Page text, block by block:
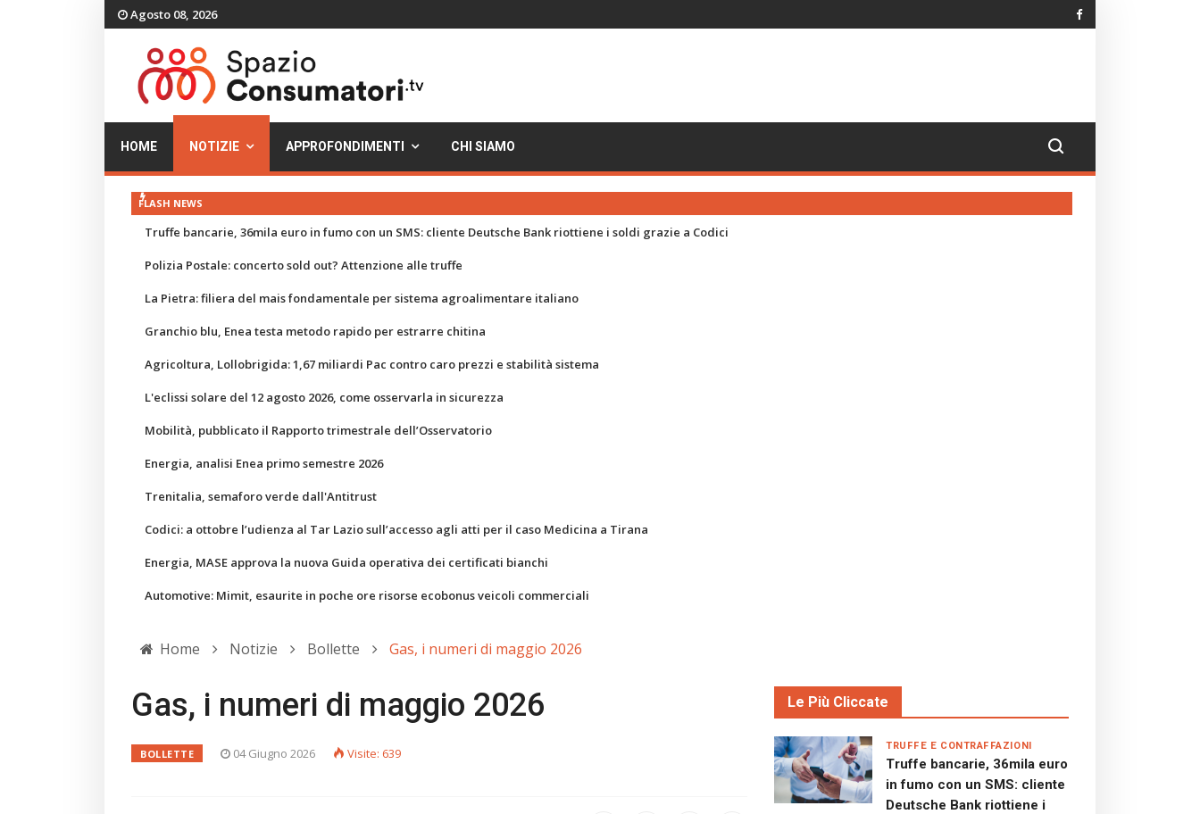
Agosto 08, 2026
HOME NOTIZIE APPROFONDIMENTI CHI SIAMO
FLASH NEWS
Truffe bancarie, 36mila euro in fumo con un SMS: cliente Deutsche Bank riottiene i soldi grazie a Codici
Polizia Postale: concerto sold out? Attenzione alle truffe
La Pietra: filiera del mais fondamentale per sistema agroalimentare italiano
Granchio blu, Enea testa metodo rapido per estrarre chitina
Agricoltura, Lollobrigida: 1,67 miliardi Pac contro caro prezzi e stabilità sistema
L'eclissi solare del 12 agosto 2026, come osservarla in sicurezza
Mobilità, pubblicato il Rapporto trimestrale dell’Osservatorio
Energia, analisi Enea primo semestre 2026
Trenitalia, semaforo verde dall'Antitrust
Codici: a ottobre l’udienza al Tar Lazio sull’accesso agli atti per il caso Medicina a Tirana
Energia, MASE approva la nuova Guida operativa dei certificati bianchi
Automotive: Mimit, esaurite in poche ore risorse ecobonus veicoli commerciali
Home Notizie Bollette Gas, i numeri di maggio 2026
Gas, i numeri di maggio 2026
BOLLETTE 04 Giugno 2026 Visite: 639
Le Più Cliccate
Truffe bancarie, 36mila euro
in fumo con un SMS: cliente
Deutsche Bank riottiene i
TRUFFE E CONTRAFFAZIONI